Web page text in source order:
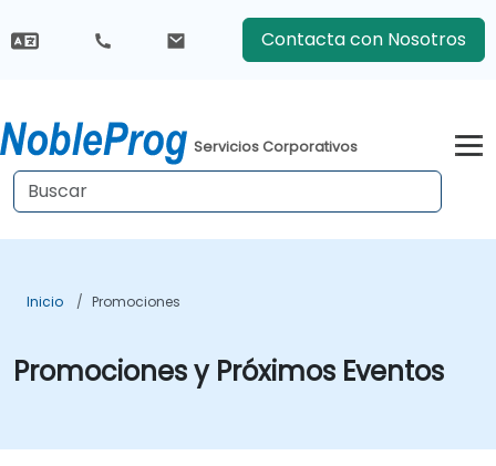
Contacta con Nosotros
Servicios Corporativos
Inicio Promociones
Promociones y Próximos Eventos